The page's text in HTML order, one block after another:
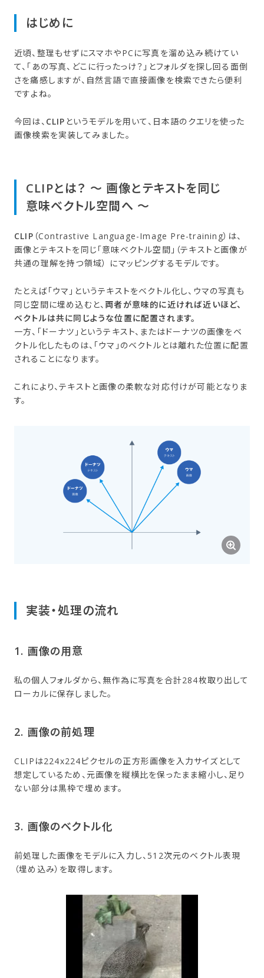
はじめに
近頃、整理もせずにスマホやPCに写真を溜め込み続けてい
て、「あの写真、どこに行ったっけ？」とフォルダを探し回る面倒
さを痛感しますが、自然言語で直接画像を検索できたら便利
ですよね。
今回は、 CLIP というモデルを用いて、日本語のクエリを使った
画像検索を実装してみました。
CLIPとは？​ ～ 画像と​テキストを​同じ​
意味ベクトル​空間へ​ ～
CLIP （Contrastive Language-Image Pre-training）は、
画像とテキストを同じ「意味ベクトル空間」（テキストと画像が
共通の理解を持つ領域） にマッピングするモデルです。
たとえば「ウマ」というテキストをベクトル化し、ウマの写真も
同じ空間に埋め込むと、 両者が意味的に近ければ近いほど、
ベクトルは共に同じような位置に配置されます。
一方、「ドーナツ」というテキスト、またはドーナツの画像をベ
クトル化したものは、「ウマ」のベクトルとは離れた位置に配置
されることになります。
これにより、テキストと画像の柔軟な対応付けが可能となりま
す。
実装・処理の​流れ
1. 画像の​用意
私の個人フォルダから、無作為に写真を合計284枚取り出して
ローカルに保存しました。
2. 画像の​前処理
CLIPは224x224ピクセルの正方形画像を入力サイズとして
想定しているため、元画像を縦横比を保ったまま縮小し、足り
ない部分は黒枠で埋めます。
3. 画像の​ベクトル化
前処理した画像をモデルに入力し、512次元のベクトル表現
（埋め込み）を取得します。